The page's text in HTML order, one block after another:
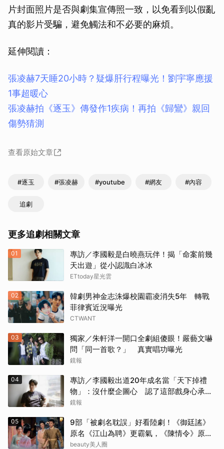
片封面照片是否與劇集宣傳照一致，以免看到以假亂
真的影片受騙，避免觸法和不必要的麻煩。
延伸閱讀：
張凌赫7天睡20小時？疑爆肝行程曝光！劉宇寧應援
1事超暖心
張凌赫拍《逐玉》傳發作1疾病！再拍《歸鸞》親回
傷勢猜測
查看原始文章
#逐玉 #張凌赫 #youtube #網友 #內容
追劇
更多追劇相關文章
01
專訪／李國毅是白曉燕玩伴！揭「命案前幾
天出遊」從小認識白冰冰
ETtoday星光雲
02
韓劇男神金志洙爆校園霸凌消失5年 轉戰
菲律賓近況曝光
CTWANT
03
獨家／朱軒洋一開口全劇組傻眼！嚴藝文嚇
問「同一首歌？」 真實唱功曝光
鏡報
04
專訪／李國毅出道20年成名當「天下掉禮
物」：沒什麼企圖心 認了這部戲身心承受
壓力最大
鏡報
05
9部「被劇名耽誤」好看陸劇！《御廷謠》
原名《江山為聘》更霸氣，《陳情令》原名
好聽
beauty美人圈